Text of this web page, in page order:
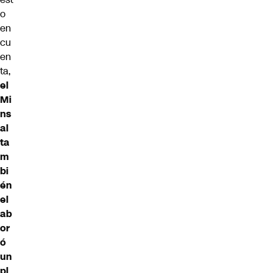
o
en
cu
en
ta,
el
Mi
ns
al
ta
m
bi
én
el
ab
or
ó
un